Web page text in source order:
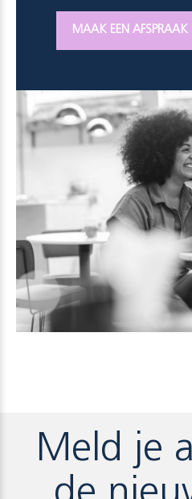
MAAK EEN AFSPRAAK
Meld je